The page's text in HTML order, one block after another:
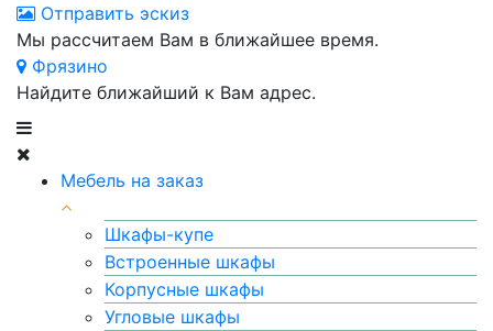
Отправить эскиз
Мы рассчитаем Вам в ближайшее время.
Фрязино
Найдите ближайший к Вам адрес.
Мебель на заказ
Шкафы-купе
Встроенные шкафы
Корпусные шкафы
Угловые шкафы